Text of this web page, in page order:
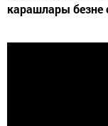
карашлары безне